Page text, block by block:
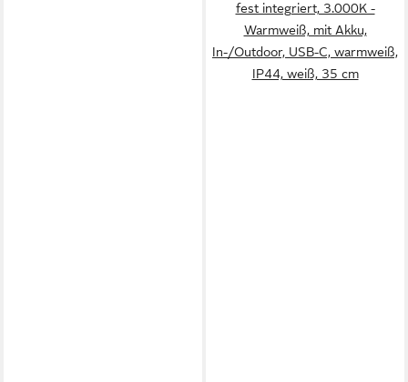
fest integriert, 3.000K -
Warmweiß, mit Akku,
In-/Outdoor, USB-C, warmweiß,
IP44, weiß, 35 cm